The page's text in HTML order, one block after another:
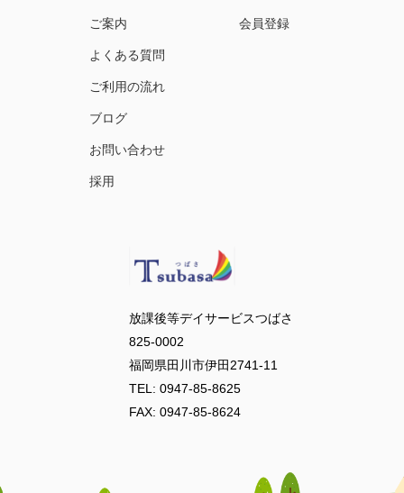
ご案内
よくある質問
ご利用の流れ
ブログ
お問い合わせ
採用
会員登録
放課後等デイサービスつばさ
825-0002
福岡県田川市伊田2741-11
TEL: 0947-85-8625
FAX: 0947-85-8624